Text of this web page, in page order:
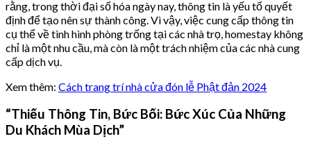
rằng, trong thời đại số hóa ngày nay, thông tin là yếu tố quyết
định để tạo nên sự thành công. Vì vậy, việc cung cấp thông tin
cụ thể về tình hình phòng trống tại các nhà trọ, homestay không
chỉ là một nhu cầu, mà còn là một trách nhiệm của các nhà cung
cấp dịch vụ.
Xem thêm: Cách trang trí nhà cửa đón lễ Phật đản 2024
“Thiếu Thông Tin, Bức Bối: Bức Xúc Của Những
Du Khách Mùa Dịch”